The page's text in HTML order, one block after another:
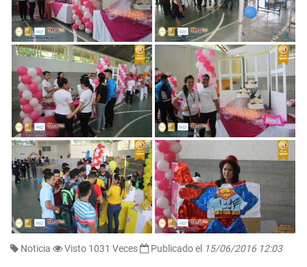
Noticia Visto 1031 Veces Publicado el 15/06/2016 12:03